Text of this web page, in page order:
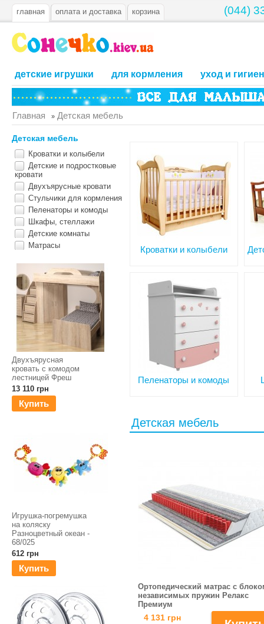
(044)
главная оплата и доставка корзина
детские игрушки для кормления уход и
Главная » Детская мебель
Детская мебель
Кроватки и колыбели
Детские и подростковые
кровати
Двухъярусные кровати
Стульчики для кормления
Пеленаторы и комоды
Шкафы, стеллажи
Детские комнаты
Матрасы
Двухъярусная
кровать с комодом
лестницей Фреш
13 110 грн
Купить
Игрушка-погремушка
на коляску
Разноцветный океан -
68/025
612 грн
Купить
Кроватки и колыбели
Пеленаторы и комоды
Детская мебель
Ортопедический матраc с
независимых пружин Релакс
Премиум
4 131 грн